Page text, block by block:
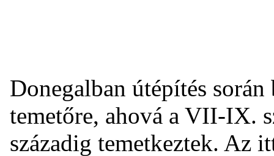
Donegalban útépítés
temetőre, ahová a VII-IX.
századig temetkeztek. Az